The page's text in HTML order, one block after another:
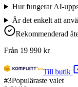
Hur fungerar AI-
Är det enkelt att
Rekommenderad
Från 19 990 kr
Till butik
#3Populäraste valet